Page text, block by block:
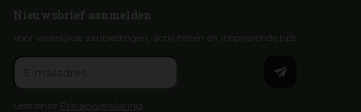
Nieuwsbrief aanmelden
Voor wekelijkse aanbiedingen, activiteiten en inspirerende tips
Lees onze Privacyverklaring